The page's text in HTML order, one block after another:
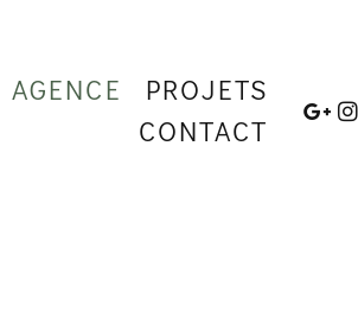
AGENCE
PROJETS
CONTACT